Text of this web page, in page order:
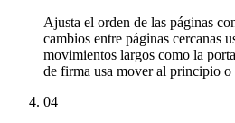
Ajusta el orden de las páginas
cambios entre páginas cercanas
movimientos largos como la
de firma usa mover al principio
04